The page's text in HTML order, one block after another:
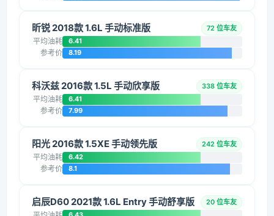
昕锐 2018款 1.6L 手动标准版 72 位车友
平均油耗 6.41
参考价 8.19
科沃兹 2016款 1.5L 手动欣享版 338 位车友
平均油耗 6.41
参考价 7.99
阳光 2016款 1.5XE 手动领先版 242 位车友
平均油耗 6.42
参考价 8.1
启辰D60 2021款 1.6L Entry 手动舒享版 20 位车友